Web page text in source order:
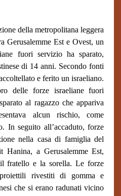
della metropolitana leggera
Gerusalemme Est e Ovest, un
fuori servizio ha sparato,
di 14 anni. Secondo fonti
e ferito un israeliano.
delle forze israeliane fuori
al ragazzo che appariva
alcun rischio, come
In seguito all’accaduto, forze
nella casa di famiglia del
Hanina, a Gerusalemme Est,
fratello e la sorella. Le forze
rivestiti di gomma e
che si erano radunati vicino